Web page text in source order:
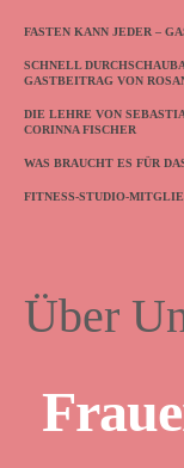
FASTEN KANN JEDER –
SCHNELL
GASTBEITRAG VON
DIE LEHRE VON
CORINNA FISCHER
WAS BRAUCHT ES FÜR
FITNESS-STUDIO-
Über